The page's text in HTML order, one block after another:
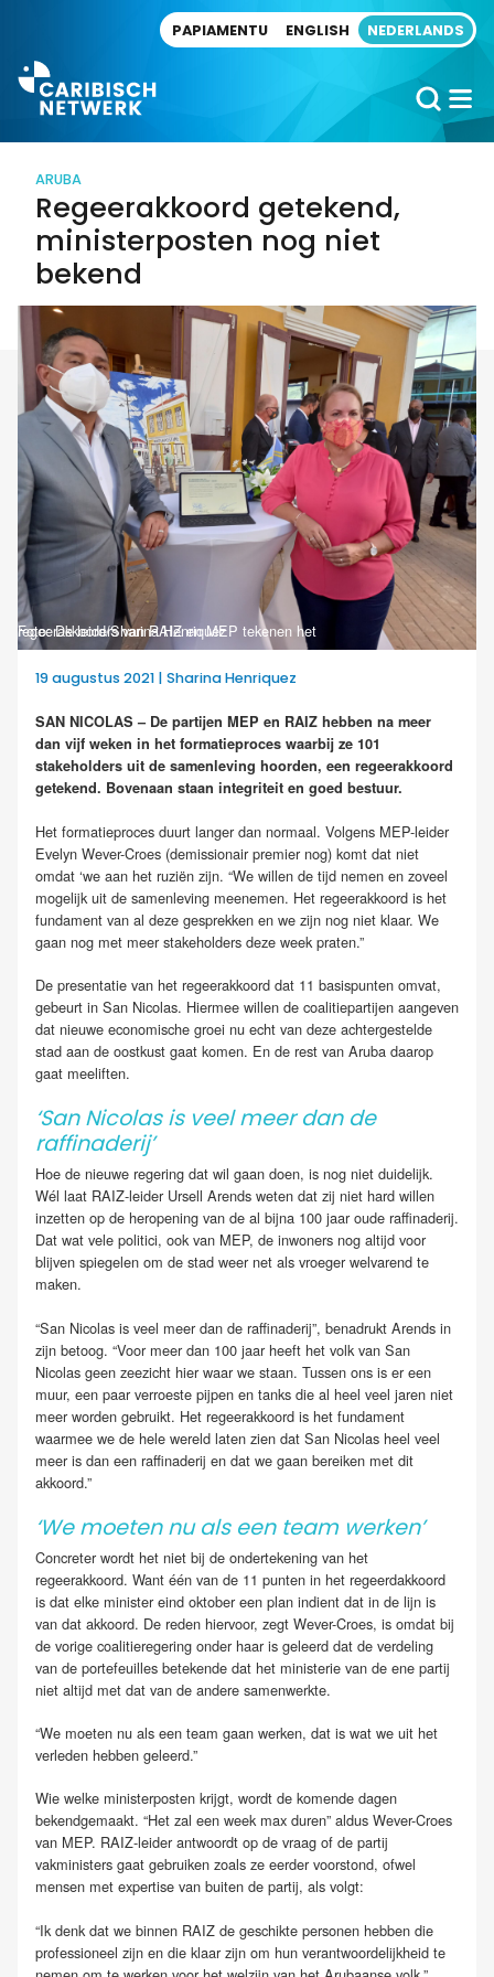
PAPIAMENTU ENGLISH NEDERLANDS
ARUBA
Regeerakkoord getekend,
ministerposten nog niet
bekend
Foto: De leiders van RAIZ en MEP tekenen het regeerakkoord/Sharina Henriquez
19 augustus 2021 | Sharina Henriquez
SAN NICOLAS – De partijen MEP en RAIZ hebben na meer
dan vijf weken in het formatieproces waarbij ze 101
stakeholders uit de samenleving hoorden, een regeerakkoord
getekend. Bovenaan staan integriteit en goed bestuur.
Het formatieproces duurt langer dan normaal. Volgens MEP-leider
Evelyn Wever-Croes (demissionair premier nog) komt dat niet
omdat ‘we aan het ruziën zijn. “We willen de tijd nemen en zoveel
mogelijk uit de samenleving meenemen. Het regeerakkoord is het
fundament van al deze gesprekken en we zijn nog niet klaar. We
gaan nog met meer stakeholders deze week praten.”
De presentatie van het regeerakkoord dat 11 basispunten omvat,
gebeurt in San Nicolas. Hiermee willen de coalitiepartijen aangeven
dat nieuwe economische groei nu echt van deze achtergestelde
stad aan de oostkust gaat komen. En de rest van Aruba daarop
gaat meeliften.
‘San Nicolas is veel meer dan de
raffinaderij’
Hoe de nieuwe regering dat wil gaan doen, is nog niet duidelijk.
Wél laat RAIZ-leider Ursell Arends weten dat zij niet hard willen
inzetten op de heropening van de al bijna 100 jaar oude raffinaderij.
Dat wat vele politici, ook van MEP, de inwoners nog altijd voor
blijven spiegelen om de stad weer net als vroeger welvarend te
maken.
“San Nicolas is veel meer dan de raffinaderij”, benadrukt Arends in
zijn betoog. “Voor meer dan 100 jaar heeft het volk van San
Nicolas geen zeezicht hier waar we staan. Tussen ons is er een
muur, een paar verroeste pijpen en tanks die al heel veel jaren niet
meer worden gebruikt. Het regeerakkoord is het fundament
waarmee we de hele wereld laten zien dat San Nicolas heel veel
meer is dan een raffinaderij en dat we gaan bereiken met dit
akkoord.”
‘We moeten nu als een team werken’
Concreter wordt het niet bij de ondertekening van het
regeerakkoord. Want één van de 11 punten in het regeerdakkoord
is dat elke minister eind oktober een plan indient dat in de lijn is
van dat akkoord. De reden hiervoor, zegt Wever-Croes, is omdat bij
de vorige coalitieregering onder haar is geleerd dat de verdeling
van de portefeuilles betekende dat het ministerie van de ene partij
niet altijd met dat van de andere samenwerkte.
“We moeten nu als een team gaan werken, dat is wat we uit het
verleden hebben geleerd.”
Wie welke ministerposten krijgt, wordt de komende dagen
bekendgemaakt. “Het zal een week max duren” aldus Wever-Croes
van MEP. RAIZ-leider antwoordt op de vraag of de partij
vakministers gaat gebruiken zoals ze eerder voorstond, ofwel
mensen met expertise van buiten de partij, als volgt:
“Ik denk dat we binnen RAIZ de geschikte personen hebben die
professioneel zijn en die klaar zijn om hun verantwoordelijkheid te